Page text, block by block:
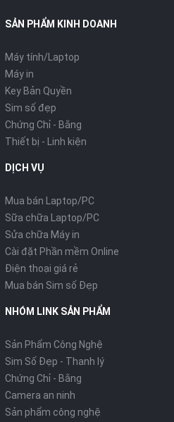
SẢN PHẨM KINH DOANH
Máy tính/Laptop
Máy in
Key Bản Quyền
Sim số đẹp
Chứng Chỉ - Bằng
Thiết bị - Linh kiện
DỊCH VỤ
Mua bán Laptop/PC
Sữa chữa Laptop/PC
Sửa chữa Máy in
Cài đặt Phần mềm Online
Điện thoại giá rẻ
Mua bán Sim số Đẹp
NHÓM LINK SẢN PHẨM
Sản Phẩm Công Nghệ
Sim Số Đẹp - Thanh lý
Chứng Chỉ - Bằng
Camera an ninh
Sản phẩm công nghệ